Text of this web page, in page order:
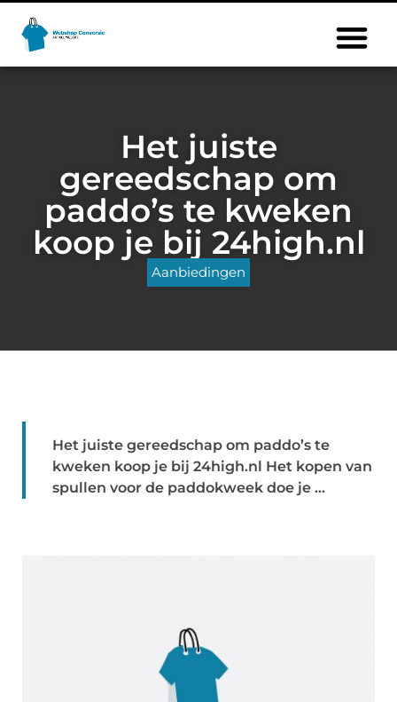
Het juiste
gereedschap om
paddo’s te kweken
koop je bij 24high.nl
Aanbiedingen
Het juiste gereedschap om paddo’s te
kweken koop je bij 24high.nl Het kopen van
spullen voor de paddokweek doe je ...